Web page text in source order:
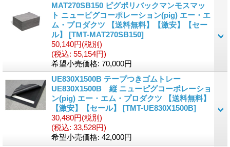
MAT270SB150 ピグポリバックマンモスマッ
ト ニューピグコーポレーション(pig) エー・エ
ム・プロダクツ 【送料無料】【激安】【セー
ル】 [TMT-MAT270SB150]
50,140円(税別)
(税込: 55,154円)
希望小売価格: 70,000円
UE830X1500B テープつきゴムトレー
UE830X1500B 縦 ニューピグコーポレーショ
ン(pig) エー・エム・プロダクツ 【送料無料】
【激安】【セール】 [TMT-UE830X1500B]
30,480円(税別)
(税込: 33,528円)
希望小売価格: 42,000円